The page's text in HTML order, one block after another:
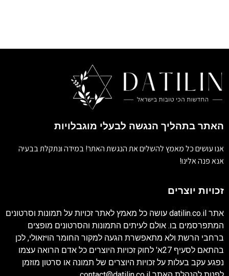
האתר בתהליך הנגשה לבעלי מוגבלויות
אנו עושים כל מאמץ להשלים את הנגשת האתר! במידה ונתקלת בבעיה
אנא פנה אלינו!
זכויות יוצרים
אתר datilin.co.il עושה כל מאמץ לאתר זכויות על תמונות וסרטונים
המתפרסמים בו. אולם לעיתים התמונות והסרטונים מופצים
ברחבי הרשת ולא מתאפשרת הגעה למקור החומר הויזאולי, לכן
בהתאם לסעיף 27א' לחוק זכויות היוצרים כל אדם הרואה עצמו
נפגע עקב בעלות על זכויות היוצרים של תמונה או סרטון מוזמן